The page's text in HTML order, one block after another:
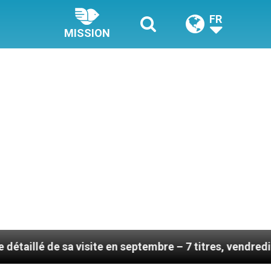
MISSION
FR
visite en septembre – 7 titres, vendredi 7 août 2026